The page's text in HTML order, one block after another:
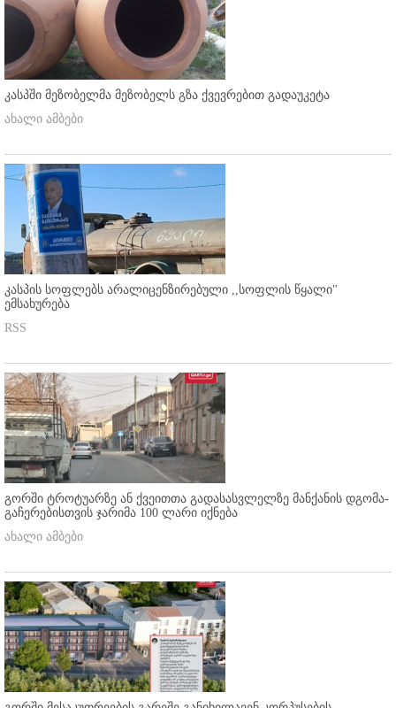
კასპში მეზობელმა მეზობელს გზა ქვევრებით გადაუკეტა
ახალი ამბები
კასპის სოფლებს არალიცენზირებული ,,სოფლის წყალი"
ემსახურება
RSS
გორში ტროტუარზე ან ქვეითთა გადასასვლელზე მანქანის დგომა-
გაჩერებისთვის ჯარიმა 100 ლარი იქნება
ახალი ამბები